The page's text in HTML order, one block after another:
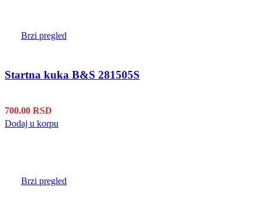
Brzi pregled
Startna kuka B&S 281505S
700.00 RSD
Dodaj u korpu
Brzi pregled